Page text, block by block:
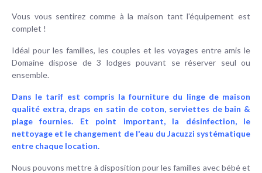
Vous vous sentirez comme à la maison tant l'équipement est
complet !
Idéal pour les familles, les couples et les voyages entre amis le
Domaine dispose de 3 lodges pouvant se réserver seul ou
ensemble.
Dans le tarif est compris la fourniture du linge de maison
qualité extra, draps en satin de coton, serviettes de bain &
plage fournies. Et point important, la désinfection, le
nettoyage et le changement de l'eau du Jacuzzi systématique
entre chaque location.
Nous pouvons mettre à disposition pour les familles avec bébé et